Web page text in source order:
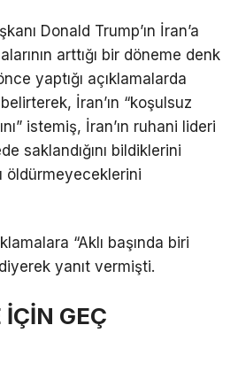
Donald Trump’ın İran’a
arttığı bir döneme denk
yaptığı açıklamalarda
İran’ın “koşulsuz
istemiş, İran’ın ruhani lideri
saklandığını bildiklerini
öldürmeyeceklerini
“Aklı başında biri
yanıt vermişti.
GEÇ